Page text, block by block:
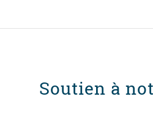
Soutien à